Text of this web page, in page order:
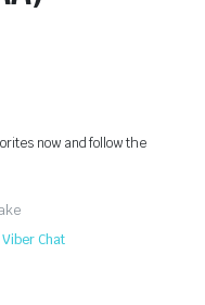
now and follow the
Viber Chat